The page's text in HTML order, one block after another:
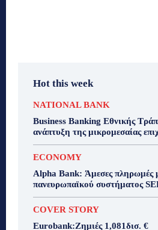
Hot this week
NATIONAL BANK
Business Banking Εθνικής
ανάπτυξη της μικρομεσαίας
ECONOMY
Alpha Bank: Άμεσες πληρωμές
πανευρωπαϊκού συστήματος
COVER STORY
Eurobank:Ζημιές 1,081δισ. €